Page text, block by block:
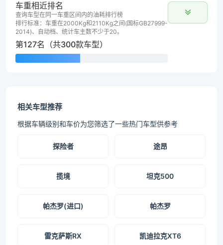
车重相近排名
查询车型在同一车重区间内的油耗排行榜
排行标准：车重在2000Kg和2110Kg之间(国标GB27999-
2014)、自动档、统计车主数不少于20。
第127名（共300款车型）
相关车型推荐
根据车辆级别和车价为您筛选了一些热门车型供参考
探险者 途昂
揽境 坦克500
帕杰罗(进口) 帕杰罗
雷克萨斯RX 凯迪拉克XT6